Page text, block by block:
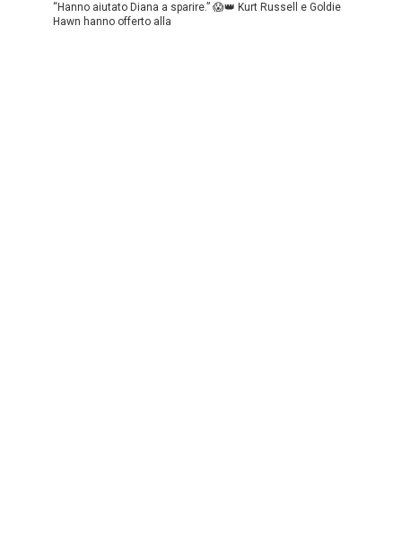
“Hanno aiutato Diana a sparire.” 😱👑 Kurt Russell e Goldie
Hawn hanno offerto alla